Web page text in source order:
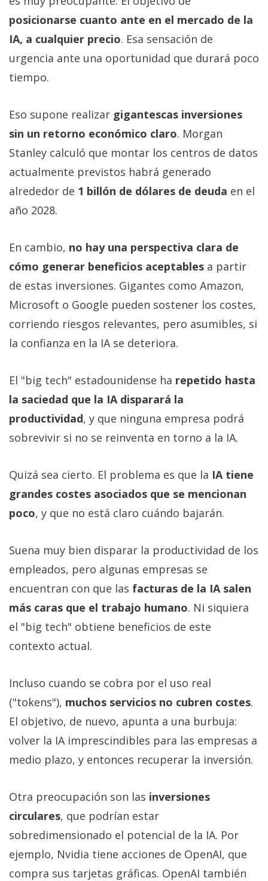
posicionarse cuanto ante en el mercado de la
IA, a cualquier precio. Esa sensación de
urgencia ante una oportunidad que durará poco
tiempo.
Eso supone realizar gigantescas inversiones
sin un retorno económico claro. Morgan
Stanley calculó que montar los centros de datos
actualmente previstos habrá generado
alrededor de 1 billón de dólares de deuda en el
año 2028.
En cambio, no hay una perspectiva clara de
cómo generar beneficios aceptables a partir
de estas inversiones. Gigantes como Amazon,
Microsoft o Google pueden sostener los costes,
corriendo riesgos relevantes, pero asumibles, si
la confianza en la IA se deteriora.
El "big tech" estadounidense ha repetido hasta
la saciedad que la IA disparará la
productividad, y que ninguna empresa podrá
sobrevivir si no se reinventa en torno a la IA.
Quizá sea cierto. El problema es que la IA tiene
grandes costes asociados que se mencionan
poco, y que no está claro cuándo bajarán.
Suena muy bien disparar la productividad de los
empleados, pero algunas empresas se
encuentran con que las facturas de la IA salen
más caras que el trabajo humano. Ni siquiera
el "big tech" obtiene beneficios de este
contexto actual.
Incluso cuando se cobra por el uso real
("tokens"), muchos servicios no cubren costes.
El objetivo, de nuevo, apunta a una burbuja:
volver la IA imprescindibles para las empresas a
medio plazo, y entonces recuperar la inversión.
Otra preocupación son las inversiones
circulares, que podrían estar
sobredimensionado el potencial de la IA. Por
ejemplo, Nvidia tiene acciones de OpenAI, que
compra sus tarjetas gráficas. OpenAI también